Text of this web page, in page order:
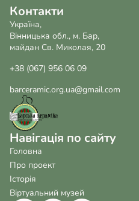
Контакти
Україна,
Вінницька обл., м. Бар,
майдан Св. Миколая, 20
+38 (067) 956 06 09
barceramic.org.ua@gmail.com
Навігація по сайту
Головна
Про проект
Історія
Віртуальний музей